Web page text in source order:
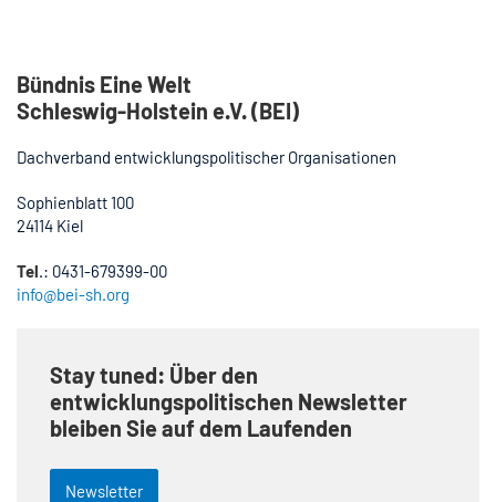
Bündnis Eine Welt
Schleswig-Holstein e.V. (BEI)
Dachverband entwicklungspolitischer Organisationen
Sophienblatt 100
24114 Kiel
Tel .: 0431-679399-00
info@bei-sh.org
Stay tuned: Über den
entwicklungspolitischen Newsletter
bleiben Sie auf dem Laufenden
Newsletter